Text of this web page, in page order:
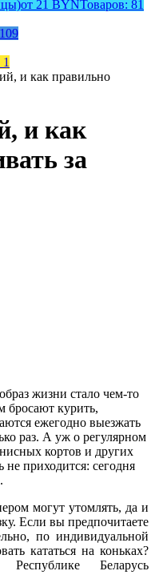
от 21 BYNТоваров: 81
и как правильно
и как
за
жизни стало чем-то
бросают курить,
ежегодно выезжать
раз. А уж о регулярном
кортов и других
приходится: сегодня
могут утомлять, да и
Если вы предпочитаете
по индивидуальной
кататься на коньках?
Беларусь